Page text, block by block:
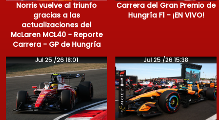
Norris vuelve al triunfo
gracias a las
actualizaciones del
McLaren MCL40 - Reporte
Carrera - GP de Hungría
Carrera del Gran Premio de
Hungría F1 - ¡EN VIVO!
Jul 25 /26 18:01 Jul 25 /26 15:38